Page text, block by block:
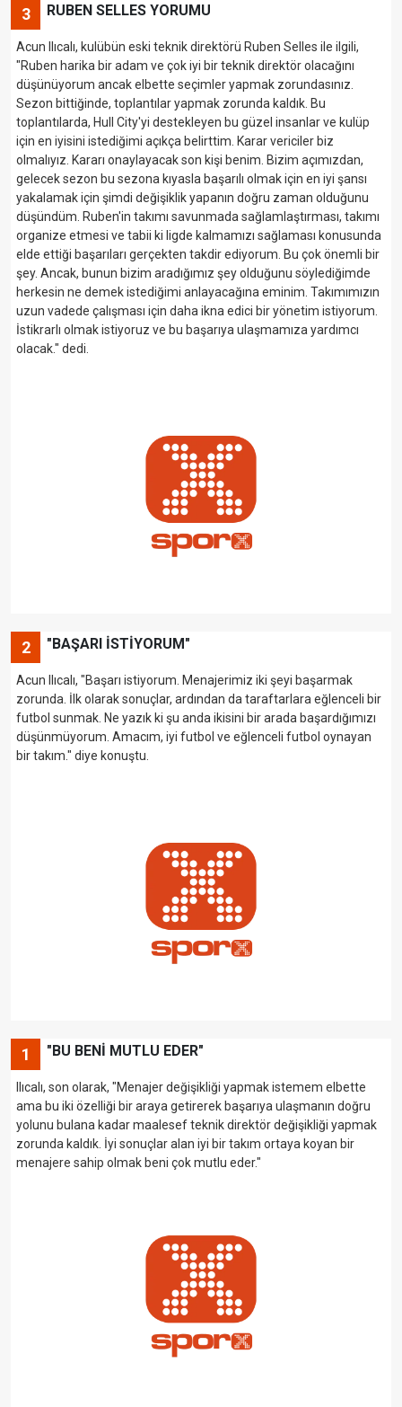
3 RUBEN SELLES YORUMU
Acun Ilıcalı, kulübün eski teknik direktörü Ruben Selles ile ilgili,
"Ruben harika bir adam ve çok iyi bir teknik direktör olacağını
düşünüyorum ancak elbette seçimler yapmak zorundasınız.
Sezon bittiğinde, toplantılar yapmak zorunda kaldık. Bu
toplantılarda, Hull City'yi destekleyen bu güzel insanlar ve kulüp
için en iyisini istediğimi açıkça belirttim. Karar vericiler biz
olmalıyız. Kararı onaylayacak son kişi benim. Bizim açımızdan,
gelecek sezon bu sezona kıyasla başarılı olmak için en iyi şansı
yakalamak için şimdi değişiklik yapanın doğru zaman olduğunu
düşündüm. Ruben'in takımı savunmada sağlamlaştırması, takımı
organize etmesi ve tabii ki ligde kalmamızı sağlaması konusunda
elde ettiği başarıları gerçekten takdir ediyorum. Bu çok önemli bir
şey. Ancak, bunun bizim aradığımız şey olduğunu söylediğimde
herkesin ne demek istediğimi anlayacağına eminim. Takımımızın
uzun vadede çalışması için daha ikna edici bir yönetim istiyorum.
İstikrarlı olmak istiyoruz ve bu başarıya ulaşmamıza yardımcı
olacak." dedi.
2 "BAŞARI İSTİYORUM"
Acun Ilıcalı, "Başarı istiyorum. Menajerimiz iki şeyi başarmak
zorunda. İlk olarak sonuçlar, ardından da taraftarlara eğlenceli bir
futbol sunmak. Ne yazık ki şu anda ikisini bir arada başardığımızı
düşünmüyorum. Amacım, iyi futbol ve eğlenceli futbol oynayan
bir takım." diye konuştu.
1 "BU BENİ MUTLU EDER"
Ilıcalı, son olarak, "Menajer değişikliği yapmak istemem elbette
ama bu iki özelliği bir araya getirerek başarıya ulaşmanın doğru
yolunu bulana kadar maalesef teknik direktör değişikliği yapmak
zorunda kaldık. İyi sonuçlar alan iyi bir takım ortaya koyan bir
menajere sahip olmak beni çok mutlu eder."